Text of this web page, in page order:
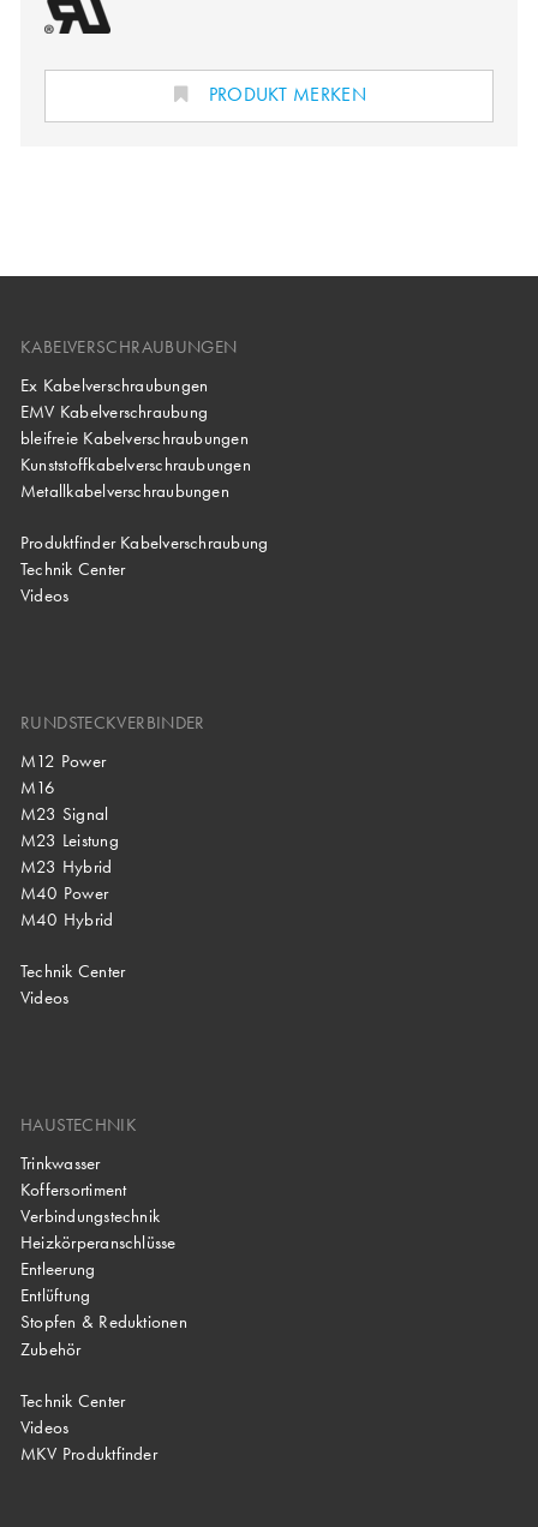
PRODUKT MERKEN
KABELVERSCHRAUBUNGEN
Ex Kabelverschraubungen
EMV Kabelverschraubung
bleifreie Kabelverschraubungen
Kunststoffkabelverschraubungen
Metallkabelverschraubungen
Produktfinder Kabelverschraubung
Technik Center
Videos
RUNDSTECKVERBINDER
M12 Power
M16
M23 Signal
M23 Leistung
M23 Hybrid
M40 Power
M40 Hybrid
Technik Center
Videos
HAUSTECHNIK
Trinkwasser
Koffersortiment
Verbindungstechnik
Heizkörperanschlüsse
Entleerung
Entlüftung
Stopfen & Reduktionen
Zubehör
Technik Center
Videos
MKV Produktfinder